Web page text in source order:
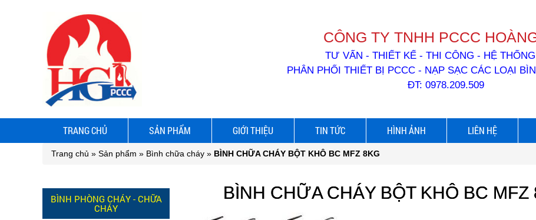
CÔNG TY TNHH PCCC
TƯ VẤN - THIẾT KẾ - THI CÔNG - HỆ
PHÂN PHỐI THIẾT BỊ PCCC - NẠP SẠC CÁC LOẠI
ĐT: 0978.209.509
TRANG CHỦ SẢN PHẨM GIỚI THIỆU TIN TỨC HÌNH ẢNH LIÊN HỆ
Trang chủ » Sản phẩm » Bình chữa cháy » BÌNH CHỮA CHÁY BỘT KHÔ BC MFZ 8KG
BÌNH PHÒNG CHÁY - CHỮA
CHÁY
BÌNH CHỮA CHÁY BỘT KHÔ BC MFZ